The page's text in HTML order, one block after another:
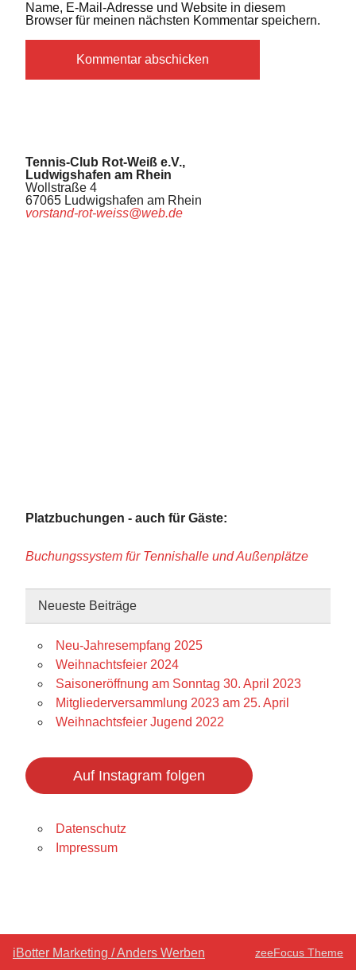
Name, E-Mail-Adresse und Website in diesem
Browser für meinen nächsten Kommentar speichern.
Tennis-Club Rot-Weiß e.V.,
Ludwigshafen am Rhein
Wollstraße 4
67065 Ludwigshafen am Rhein
vorstand-rot-weiss@web.de
Platzbuchungen - auch für Gäste:
Buchungssystem für Tennishalle und Außenplätze
Neueste Beiträge
Neu-Jahresempfang 2025
Weihnachtsfeier 2024
Saisoneröffnung am Sonntag 30. April 2023
Mitgliederversammlung 2023 am 25. April
Weihnachtsfeier Jugend 2022
Auf Instagram folgen
Datenschutz
Impressum
iBotter Marketing / Anders Werben zeeFocus Theme